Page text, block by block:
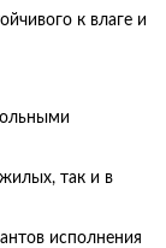
к влаге и
так и в
исполнения